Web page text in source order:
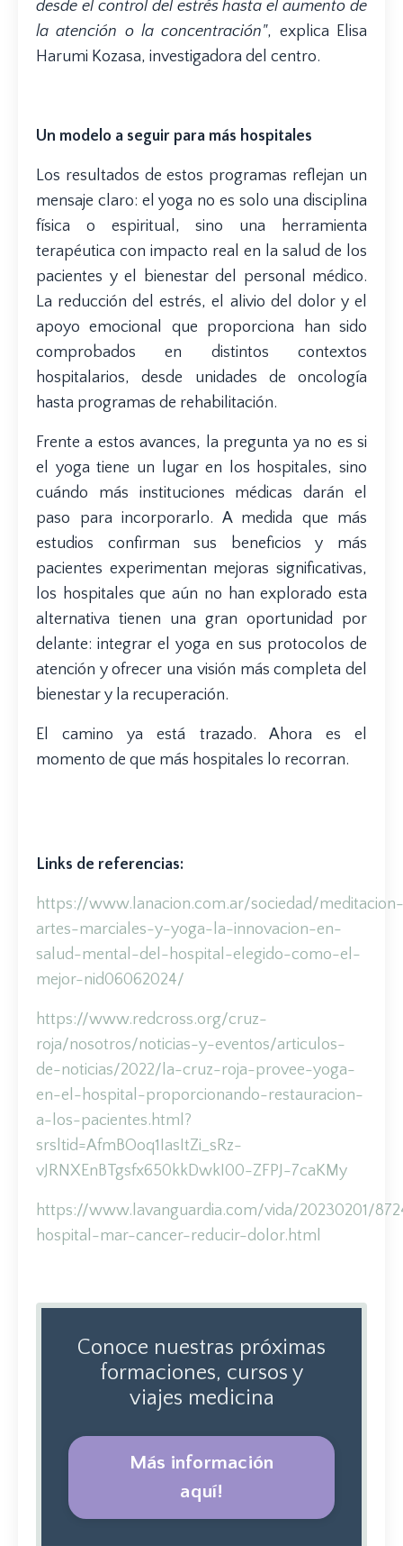
desde el control del estrés hasta el aumento de
la atención o la concentración", explica Elisa
Harumi Kozasa, investigadora del centro.
Un modelo a seguir para más hospitales
Los resultados de estos programas reflejan un
mensaje claro: el yoga no es solo una disciplina
física o espiritual, sino una herramienta
terapéutica con impacto real en la salud de los
pacientes y el bienestar del personal médico.
La reducción del estrés, el alivio del dolor y el
apoyo emocional que proporciona han sido
comprobados en distintos contextos
hospitalarios, desde unidades de oncología
hasta programas de rehabilitación.
Frente a estos avances, la pregunta ya no es si
el yoga tiene un lugar en los hospitales, sino
cuándo más instituciones médicas darán el
paso para incorporarlo. A medida que más
estudios confirman sus beneficios y más
pacientes experimentan mejoras significativas,
los hospitales que aún no han explorado esta
alternativa tienen una gran oportunidad por
delante: integrar el yoga en sus protocolos de
atención y ofrecer una visión más completa del
bienestar y la recuperación.
El camino ya está trazado. Ahora es el
momento de que más hospitales lo recorran.
Links de referencias:
https://www.lanacion.com.ar/sociedad/meditacion-
artes-marciales-y-yoga-la-innovacion-en-
salud-mental-del-hospital-elegido-como-el-
mejor-nid06062024/
https://www.redcross.org/cruz-
roja/nosotros/noticias-y-eventos/articulos-
de-noticias/2022/la-cruz-roja-provee-yoga-
en-el-hospital-proporcionando-restauracion-
a-los-pacientes.html?
srsltid=AfmBOoq1IasItZi_sRz-
vJRNXEnBTgsfx650kkDwkI00-ZFPJ-7caKMy
https://www.lavanguardia.com/vida/20230201/
hospital-mar-cancer-reducir-dolor.html
Conoce nuestras próximas
formaciones, cursos y
viajes medicina
Más información
aquí!